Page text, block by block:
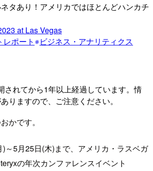
タあり！アメリカではほとんどハンカチ
at Las Vegas
レポート
ビジネス・アナリティクス
されてから1年以上経過しています。情
りますので、ご注意ください。
かです。
～5月25日(木)まで、アメリカ・ラスベガ
の年次カンファレンスイベント